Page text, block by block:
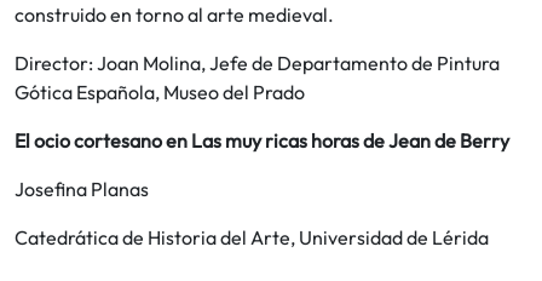
construido en torno al arte medieval.
Director: Joan Molina, Jefe de Departamento de Pintura
Gótica Española, Museo del Prado
El ocio cortesano en Las muy ricas horas de Jean de Berry
Josefina Planas
Catedrática de Historia del Arte, Universidad de Lérida